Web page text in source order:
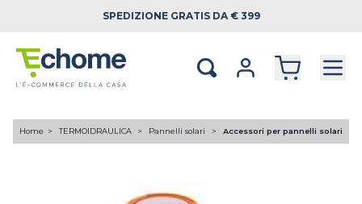
SPEDIZIONE GRATIS DA € 399
Home TERMOIDRAULICA Pannelli solari Accessori per pannelli solari